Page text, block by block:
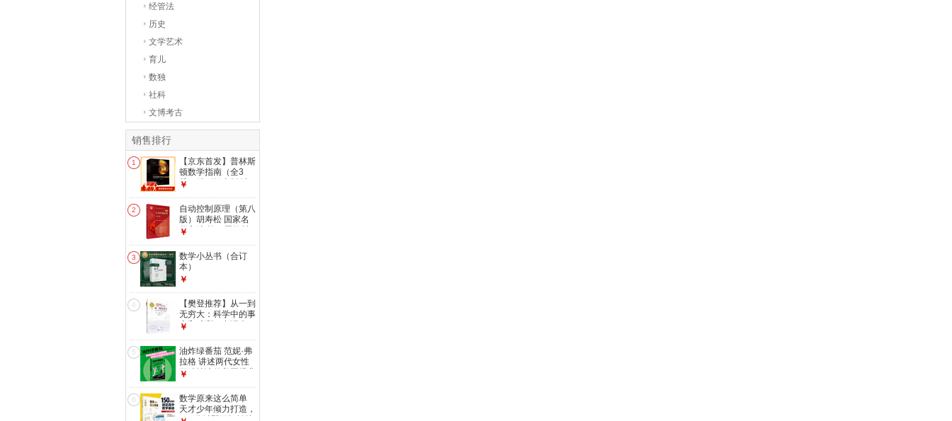
经管法
历史
文学艺术
育儿
数独
社科
文博考古
销售排行
1
【京东首发】普林斯
顿数学指南（全3
册）特别纪念版 读
尔兹奖 科学出版社
￥
2
自动控制原理（第八
版）胡寿松 国家名
师主编 第二届教材
动化专业核心配套教
辅 考研指导
￥
3
数学小丛书（合订
本）
￥
4
【樊登推荐】从一到
无穷大：科学中的事
实和臆测（中译本）
藏 前清华大学校长
邱勇推荐
￥
5
油炸绿番茄 范妮·弗
拉格 讲述两代女性
互助情谊的美国经典
的咖啡馆 一份超越
时间的女性情谊
￥
6
数学原来这么简单
天才少年倾力打造，